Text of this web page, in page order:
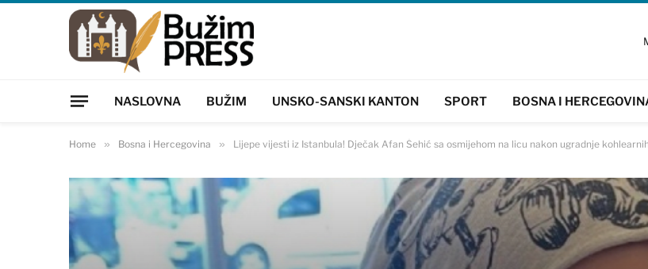
NASLOVNA BUŽIM UNSKO-SANSKI KANTON SPORT BOSNA I
Home » Bosna i Hercegovina » Lijepe vijesti iz Istanbula! Dječak Afan Šehić sa osmijehom na licu nakon ugradnje